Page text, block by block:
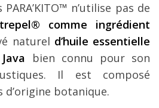
n’utilise pas de
comme ingrédient
naturel d’huile essentielle
bien connu pour son
Il est composé
d’origine botanique.